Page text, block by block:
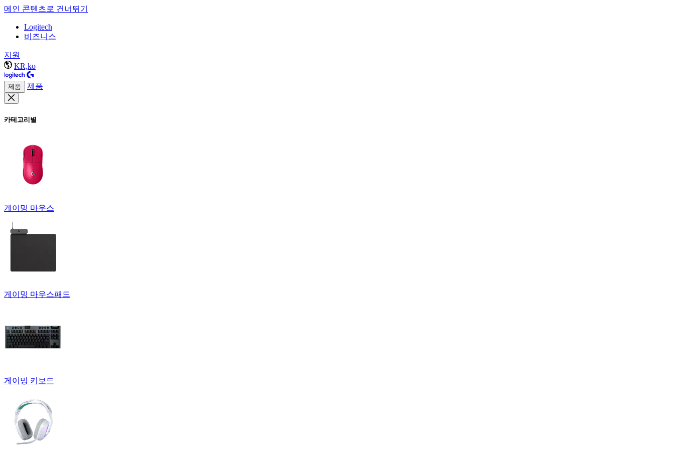
메인 콘텐츠로 건너뛰기
Logitech
비즈니스
지원
KR,ko
제품 제품
카테고리별
게이밍 마우스
게이밍 마우스패드
게이밍 키보드